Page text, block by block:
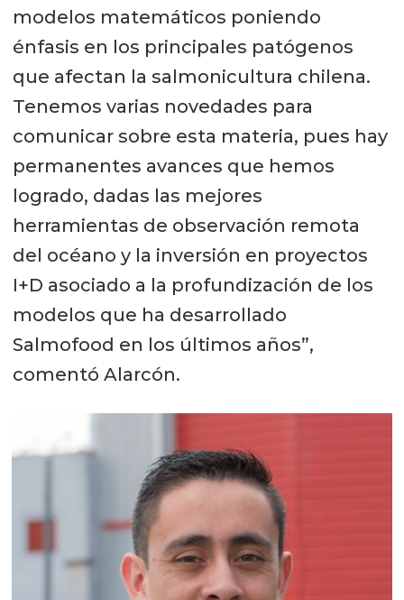
modelos matemáticos poniendo
énfasis en los principales patógenos
que afectan la salmonicultura chilena.
Tenemos varias novedades para
comunicar sobre esta materia, pues hay
permanentes avances que hemos
logrado, dadas las mejores
herramientas de observación remota
del océano y la inversión en proyectos
I+D asociado a la profundización de los
modelos que ha desarrollado
Salmofood en los últimos años”,
comentó Alarcón.